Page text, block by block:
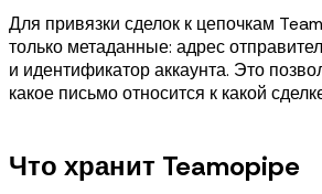
Для привязки сделок к цепочкам
только метаданные: адрес
и идентификатор аккаунта. Это
какое письмо относится к какой
Что хранит Teamopipe